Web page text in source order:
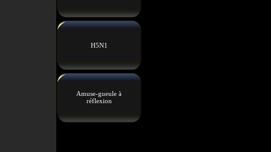
H5N1
Amuse-gueule à
réflexion